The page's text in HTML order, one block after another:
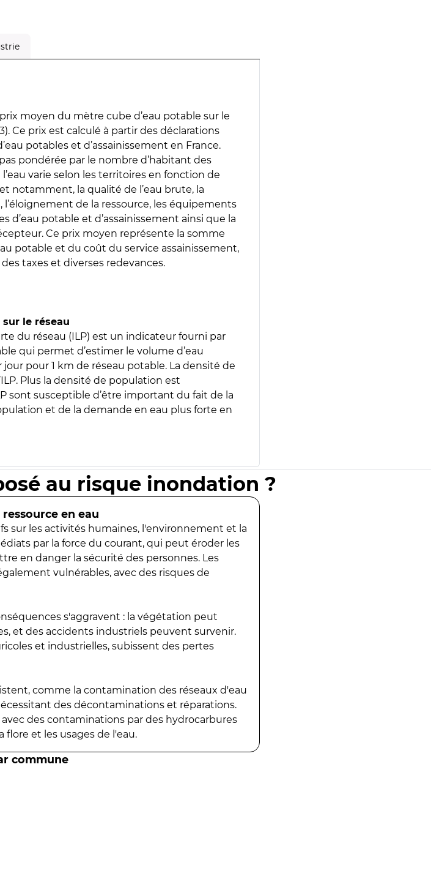
moyen du mètre cube d’eau potable sur le
Ce prix est calculé à partir des déclarations
potables et d’assainissement en France.
pondérée par le nombre d’habitant des
varie selon les territoires en fonction de
notamment, la qualité de l’eau brute, la
de la ressource, les équipements
d’eau potable et d’assainissement ainsi que la
Ce prix moyen représente la somme
potable et du coût du service assainissement,
taxes et diverses redevances.
le réseau
du réseau (ILP) est un indicateur fourni par
qui permet d’estimer le volume d’eau
pour 1 km de réseau potable. La densité de
Plus la densité de population est
sont susceptible d’être important du fait de la
et de la demande en eau plus forte en
au risque inondation ?
en eau
sur les activités humaines, l'environnement et la
par la force du courant, qui peut éroder les
en danger la sécurité des personnes. Les
vulnérables, avec des risques de
s'aggravent : la végétation peut
et des accidents industriels peuvent survenir.
et industrielles, subissent des pertes
comme la contamination des réseaux d'eau
des décontaminations et réparations.
des contaminations par des hydrocarbures
flore et les usages de l'eau.
commune